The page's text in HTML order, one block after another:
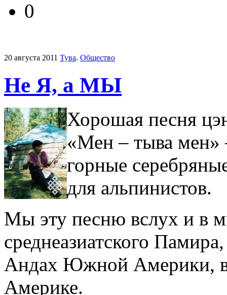
0
20 августа 2011 Тува. Общество
Не Я, а МЫ
Хорошая песня
«Мен – тыва мен»
горные
для альпинистов.
Мы эту песню вслух и в
среднеазиатского
Андах Южной Америки, в
Америке.